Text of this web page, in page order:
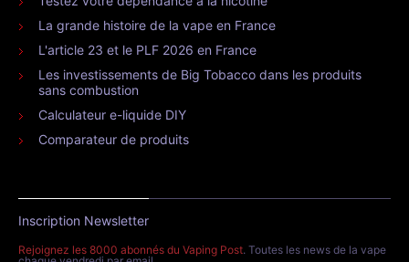
La grande histoire de la vape en France
L'article 23 et le PLF 2026 en France
Les investissements de Big Tobacco dans les produits
sans combustion
Calculateur e-liquide DIY
Comparateur de produits
Inscription Newsletter
Rejoignez les 8000 abonnés du Vaping Post. Toutes les news de la vape